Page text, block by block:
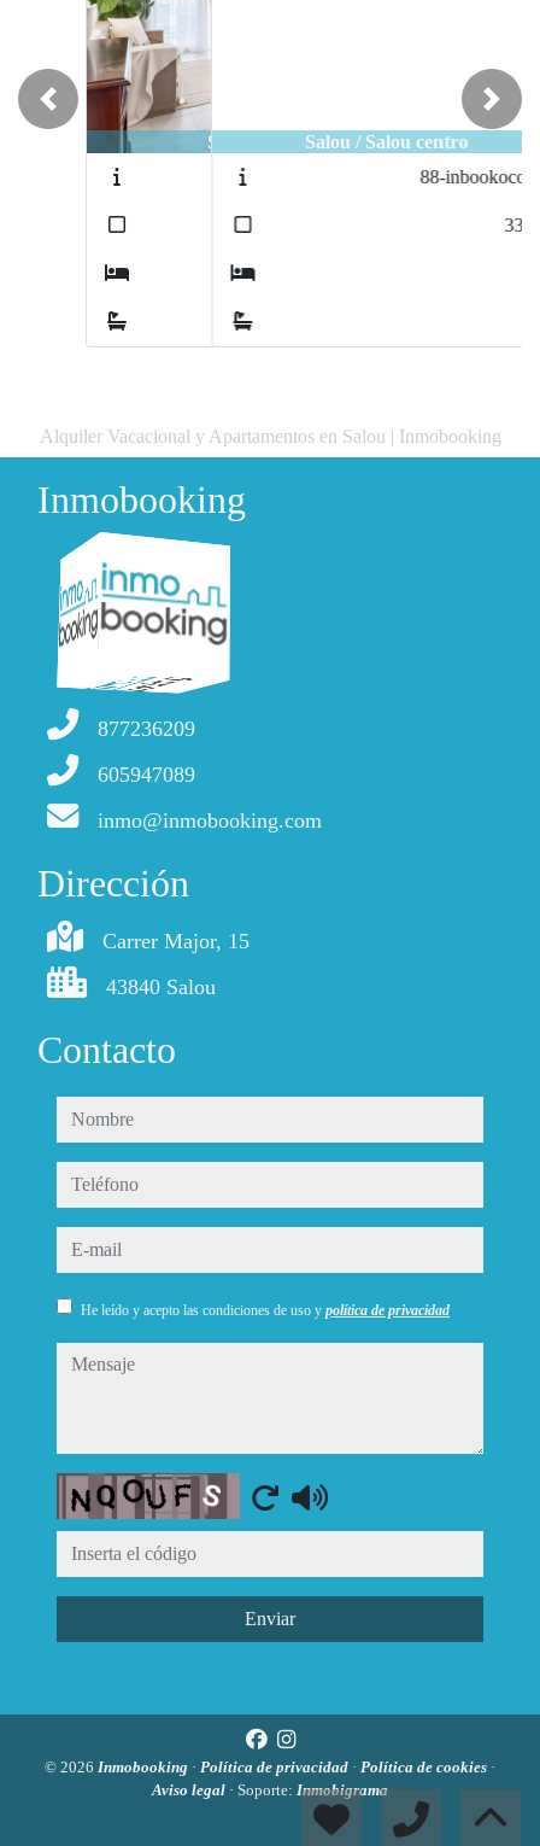
Salou / Salou centro
88-inbookocolon
Previous Next
Alquiler Vacacional y Apartamentos en Salou | Inmobooking
Inmobooking
877236209
605947089
inmo@inmobooking.com
Dirección
Carrer Major, 15
43840 Salou
Contacto
nombre
teléfono
e-mail
He leído y acepto las condiciones de uso y política de privacidad
mensaje
Captcha
Enviar
© 2026 Inmobooking · Política de privacidad · Política de cookies ·
Aviso legal · Soporte: Inmobigrama